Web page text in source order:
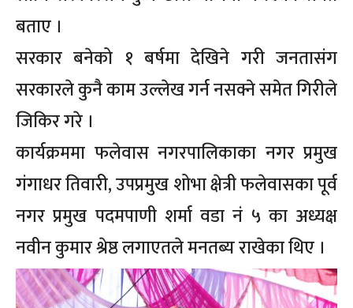
बताए ।
सरकार बनेको १ बर्षमा देखिने गरी जनतासंग
सरकारले कुनै काम उल्लेख गर्न नसक्ने समेत गिरीले
जिकिर गरे ।
कार्यक्रममा फलेवास नगरपालिकाका नगर प्रमुख
गंगाधर तिवारी, उपप्रमुख शोभा क्षेत्री फलेवासका पूर्व
नगर प्रमुख पदमपाणी शर्मा वडा नं ५ का अध्यक्ष
नवीन कुमार श्रेष्ठ लगाएतले मनतब्य राखेका थिए ।